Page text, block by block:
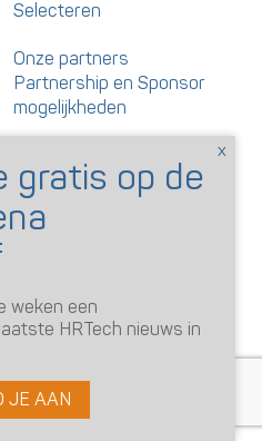
Selecteren
Onze partners
Partnership en Sponsor
mogelijkheden
Gedragscode artikelen en
reacties
weken een
HRTech nieuws in
JE AAN